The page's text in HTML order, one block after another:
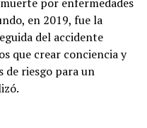
en 2019, fue la
del accidente
que crear conciencia y
de riesgo para un